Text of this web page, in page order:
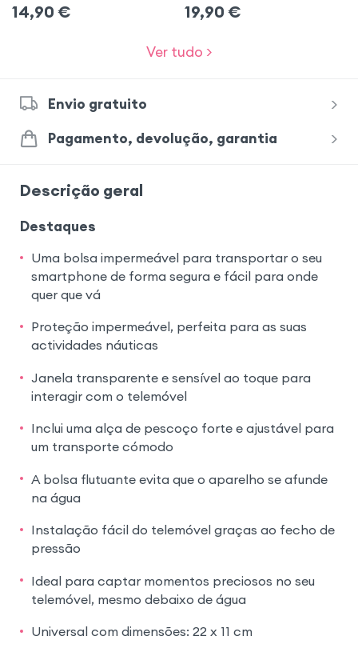
14,90 € 19,90 €
Ver tudo >
Envio gratuito
Pagamento, devolução, garantia
Descrição geral
Destaques
Uma bolsa impermeável para transportar o seu
smartphone de forma segura e fácil para onde
quer que vá
Proteção impermeável, perfeita para as suas
actividades náuticas
Janela transparente e sensível ao toque para
interagir com o telemóvel
Inclui uma alça de pescoço forte e ajustável para
um transporte cómodo
A bolsa flutuante evita que o aparelho se afunde
na água
Instalação fácil do telemóvel graças ao fecho de
pressão
Ideal para captar momentos preciosos no seu
telemóvel, mesmo debaixo de água
Universal com dimensões: 22 x 11 cm